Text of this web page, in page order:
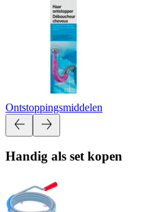
Ontstoppingsmiddelen
Handig als set kopen